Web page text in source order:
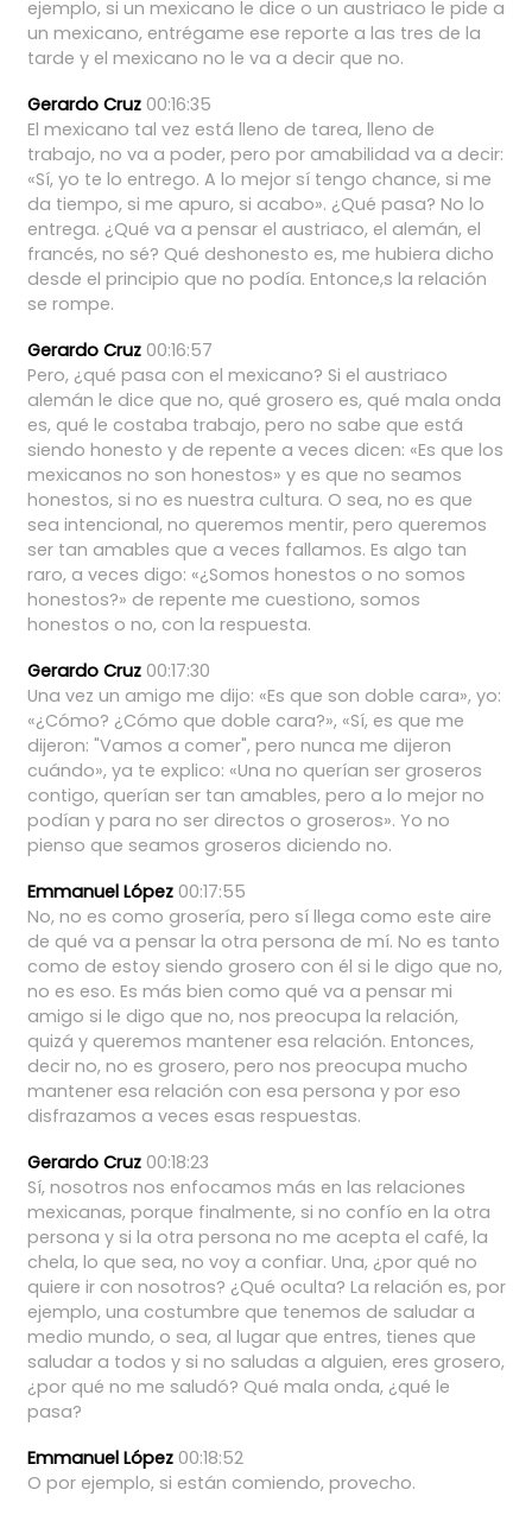
ejemplo, si un mexicano le dice o un austriaco le pide a
un mexicano, entrégame ese reporte a las tres de la
tarde y el mexicano no le va a decir que no.
Gerardo Cruz 00:16:35
El mexicano tal vez está lleno de tarea, lleno de
trabajo, no va a poder, pero por amabilidad va a decir:
«Sí, yo te lo entrego. A lo mejor sí tengo chance, si me
da tiempo, si me apuro, si acabo». ¿Qué pasa? No lo
entrega. ¿Qué va a pensar el austriaco, el alemán, el
francés, no sé? Qué deshonesto es, me hubiera dicho
desde el principio que no podía. Entonce,s la relación
se rompe.
Gerardo Cruz 00:16:57
Pero, ¿qué pasa con el mexicano? Si el austriaco
alemán le dice que no, qué grosero es, qué mala onda
es, qué le costaba trabajo, pero no sabe que está
siendo honesto y de repente a veces dicen: «Es que los
mexicanos no son honestos» y es que no seamos
honestos, si no es nuestra cultura. O sea, no es que
sea intencional, no queremos mentir, pero queremos
ser tan amables que a veces fallamos. Es algo tan
raro, a veces digo: «¿Somos honestos o no somos
honestos?» de repente me cuestiono, somos
honestos o no, con la respuesta.
Gerardo Cruz 00:17:30
Una vez un amigo me dijo: «Es que son doble cara», yo:
«¿Cómo? ¿Cómo que doble cara?», «Sí, es que me
dijeron: "Vamos a comer", pero nunca me dijeron
cuándo», ya te explico: «Una no querían ser groseros
contigo, querían ser tan amables, pero a lo mejor no
podían y para no ser directos o groseros». Yo no
pienso que seamos groseros diciendo no.
Emmanuel López 00:17:55
No, no es como grosería, pero sí llega como este aire
de qué va a pensar la otra persona de mí. No es tanto
como de estoy siendo grosero con él si le digo que no,
no es eso. Es más bien como qué va a pensar mi
amigo si le digo que no, nos preocupa la relación,
quizá y queremos mantener esa relación. Entonces,
decir no, no es grosero, pero nos preocupa mucho
mantener esa relación con esa persona y por eso
disfrazamos a veces esas respuestas.
Gerardo Cruz 00:18:23
Sí, nosotros nos enfocamos más en las relaciones
mexicanas, porque finalmente, si no confío en la otra
persona y si la otra persona no me acepta el café, la
chela, lo que sea, no voy a confiar. Una, ¿por qué no
quiere ir con nosotros? ¿Qué oculta? La relación es, por
ejemplo, una costumbre que tenemos de saludar a
medio mundo, o sea, al lugar que entres, tienes que
saludar a todos y si no saludas a alguien, eres grosero,
¿por qué no me saludó? Qué mala onda, ¿qué le
pasa?
Emmanuel López 00:18:52
O por ejemplo, si están comiendo, provecho.